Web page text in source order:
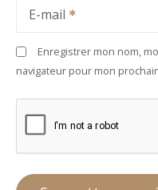
E-mail
Enregistrer mon nom,
navigateur pour mon